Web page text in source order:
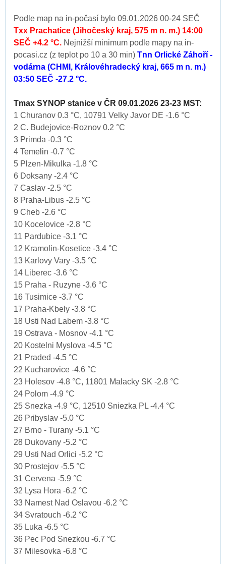
Podle map na in-počasí bylo 09.01.2026 00-24 SEČ
Txx Prachatice (Jihočeský kraj, 575 m n. m.) 14:00
SEČ +4.2 °C. Nejnižší minimum podle mapy na in-
pocasi.cz (z teplot po 10 a 30 min) Tnn Orlické Záhoří -
vodárna (CHMI, Královéhradecký kraj, 665 m n. m.)
03:50 SEČ -27.2 °C.
Tmax SYNOP stanice v ČR 09.01.2026 23-23 MST:
1 Churanov 0.3 °C, 10791 Velky Javor DE -1.6 °C
2 C. Budejovice-Roznov 0.2 °C
3 Primda -0.3 °C
4 Temelin -0.7 °C
5 Plzen-Mikulka -1.8 °C
6 Doksany -2.4 °C
7 Caslav -2.5 °C
8 Praha-Libus -2.5 °C
9 Cheb -2.6 °C
10 Kocelovice -2.8 °C
11 Pardubice -3.1 °C
12 Kramolin-Kosetice -3.4 °C
13 Karlovy Vary -3.5 °C
14 Liberec -3.6 °C
15 Praha - Ruzyne -3.6 °C
16 Tusimice -3.7 °C
17 Praha-Kbely -3.8 °C
18 Usti Nad Labem -3.8 °C
19 Ostrava - Mosnov -4.1 °C
20 Kostelni Myslova -4.5 °C
21 Praded -4.5 °C
22 Kucharovice -4.6 °C
23 Holesov -4.8 °C, 11801 Malacky SK -2.8 °C
24 Polom -4.9 °C
25 Snezka -4.9 °C, 12510 Sniezka PL -4.4 °C
26 Pribyslav -5.0 °C
27 Brno - Turany -5.1 °C
28 Dukovany -5.2 °C
29 Usti Nad Orlici -5.2 °C
30 Prostejov -5.5 °C
31 Cervena -5.9 °C
32 Lysa Hora -6.2 °C
33 Namest Nad Oslavou -6.2 °C
34 Svratouch -6.2 °C
35 Luka -6.5 °C
36 Pec Pod Snezkou -6.7 °C
37 Milesovka -6.8 °C